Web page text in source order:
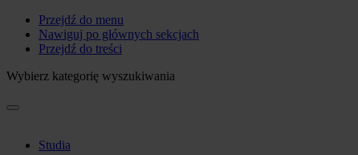
Przejdź do menu
Nawiguj po głównych sekcjach
Przejdź do treści
Wybierz kategorię wyszukiwania
Studia